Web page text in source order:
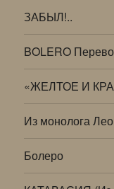
ЗАБЫЛ!..
BOLERO
«ЖЕЛТОЕ И
Из монолога Лео
Болеро